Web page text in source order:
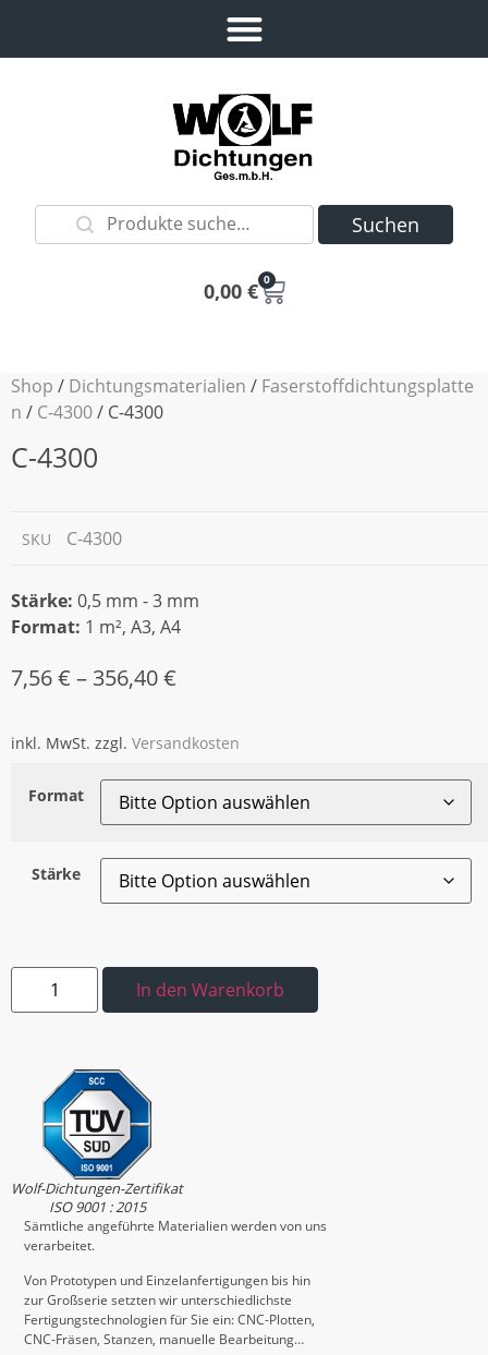
Suchen
0,00 € 0
Shop / Dichtungsmaterialien / Faserstoffdichtungsplatte
n / C-4300/ C-4300
C-4300
SKU C-4300
Stärke: 0,5 mm - 3 mm
Format: 1 m², A3, A4
7,56€ – 356,40€
inkl. MwSt. zzgl. Versandkosten
Format
Stärke
In den Warenkorb
Wolf-Dichtungen-Zertifikat
ISO 9001 : 2015
Sämtliche angeführte Materialien werden von uns
verarbeitet.
Von Prototypen und Einzelanfertigungen bis hin
zur Großserie setzten wir unterschiedlichste
Fertigungstechnologien für Sie ein: CNC-Plotten,
CNC-Fräsen, Stanzen, manuelle Bearbeitung…